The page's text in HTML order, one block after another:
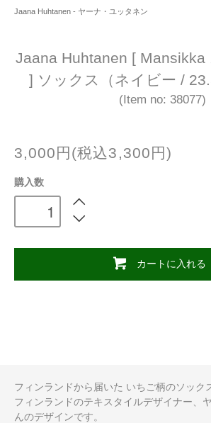
Jaana Huhtanen - ヤーナ・ユッタネン
Jaana Huhtanen [ Mansikka
] ソックス（ネイビー /
(Item no: 38077)
3,000円(税込3,300円)
購入数
カートに入れる
フィンランドから届いた いちご柄のソック
フィンランドのテキスタイルデザイナー、
んのデザインです。